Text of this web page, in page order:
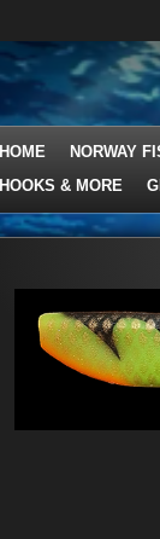
HOME NORWAY
HOOKS & MORE